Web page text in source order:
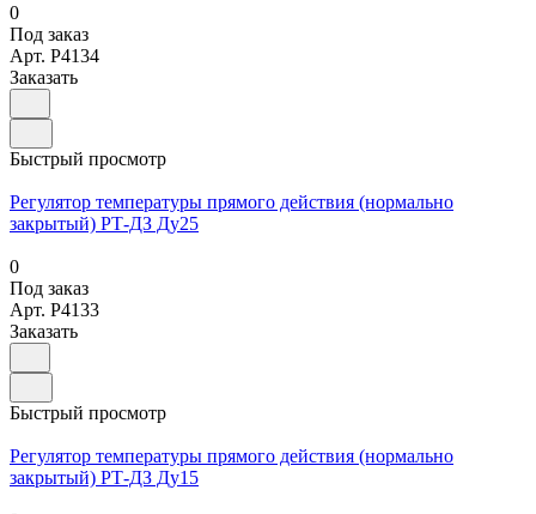
0
Под заказ
Арт. P4134
Заказать
Быстрый просмотр
Регулятор температуры прямого действия (нормально
закрытый) РТ-ДЗ Ду25
0
Под заказ
Арт. P4133
Заказать
Быстрый просмотр
Регулятор температуры прямого действия (нормально
закрытый) РТ-ДЗ Ду15